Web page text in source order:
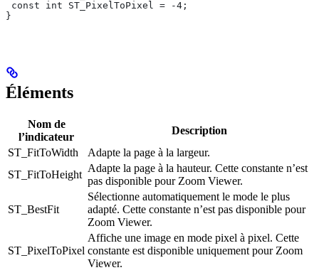
const int ST_PixelToPixel = -4;
}
Éléments
Nom de
l’indicateur
Description
ST_FitToWidth
Adapte la page à la largeur.
ST_FitToHeight
Adapte la page à la hauteur. Cette constante n’est
pas disponible pour Zoom Viewer.
ST_BestFit
Sélectionne automatiquement le mode le plus
adapté. Cette constante n’est pas disponible pour
Zoom Viewer.
ST_PixelToPixel
Affiche une image en mode pixel à pixel. Cette
constante est disponible uniquement pour Zoom
Viewer.